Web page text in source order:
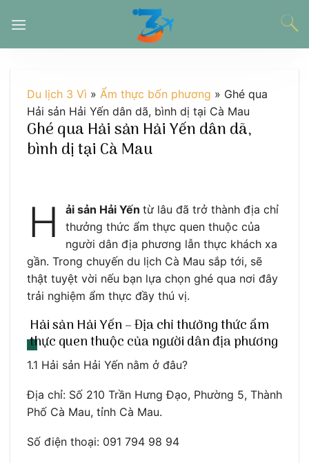
đến
Du lịch 3 Vì » Ẩm thực bốn phương » Ghé qua
Hải sản Hải Yến dân dã, bình dị tại Cà Mau
Ghé qua Hải sản Hải Yến dân dã,
bình dị tại Cà Mau
H ải sản Hải Yến từ lâu đã trở thành địa chỉ
thưởng thức ẩm thực quen thuộc của
người dân địa phương lẫn thực khách xa
gần. Trong chuyến du lịch Cà Mau sắp tới, sẽ
thật tuyệt vời nếu bạn lựa chọn ghé qua nơi đây
trải nghiệm ẩm thực đầy thú vị.
Hải sản Hải Yến – Địa chỉ thưởng thức ẩm
thực quen thuộc của người dân địa phương
1.1 Hải sản Hải Yến nằm ở đâu?
Địa chỉ: Số 210 Trần Hưng Đạo, Phường 5, Thành
Phố Cà Mau, tỉnh Cà Mau.
Số điện thoại: 091 794 98 94